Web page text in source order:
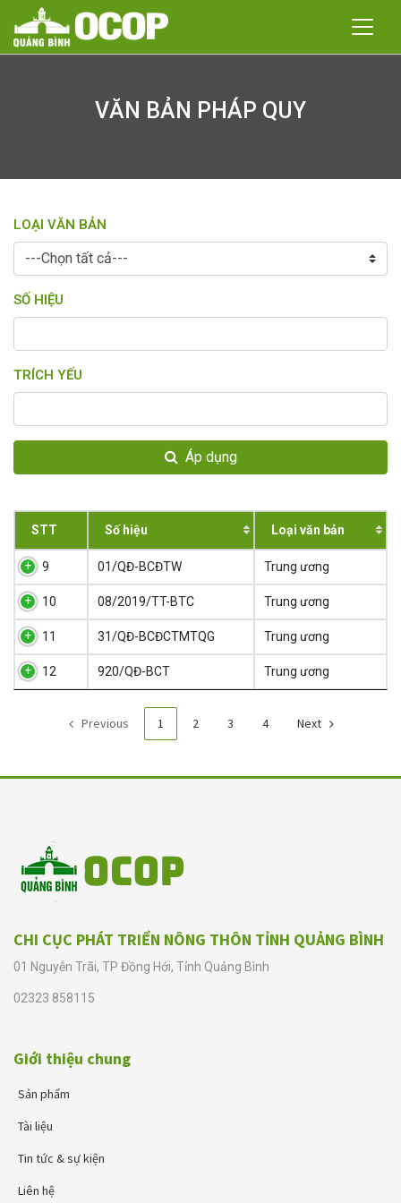
VĂN BẢN PHÁP QUY
LOẠI VĂN BẢN
SỐ HIỆU
TRÍCH YẾU
Áp dụng
STT Số hiệu Loại văn bản
9 01/QĐ-BCĐTW Trung ương
10 08/2019/TT-BTC Trung ương
11 31/QĐ-BCĐCTMTQG Trung ương
12 920/QĐ-BCT Trung ương
Previous 1 2 3 4 Next
CHI CỤC PHÁT TRIỂN NÔNG THÔN TỈNH QUẢNG BÌNH
01 Nguyễn Trãi, TP Đồng Hới, Tỉnh Quảng Bình
02323 858115
Giới thiệu chung
Sản phẩm
Tài liệu
Tin tức & sự kiện
Liên hệ